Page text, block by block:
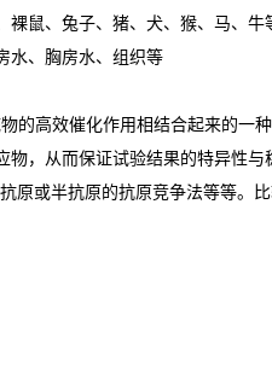
鼠、兔子、猪、犬、猴、马、牛
水、胸房水、组织等
的高效催化作用相结合起来的一
，从而保证试验结果的特异性
原或半抗原的抗原竞争法等等。